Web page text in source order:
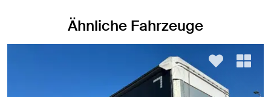
Ähnliche Fahrzeuge